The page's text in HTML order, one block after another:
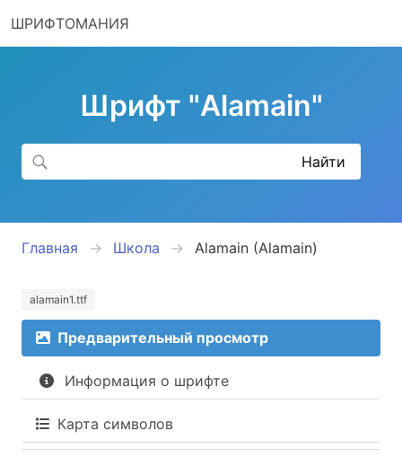
ШРИФТОМАНИЯ
Шрифт "Alamain"
Главная Школа Alamain (Alamain)
alamain1.ttf
Предварительный просмотр
Информация о шрифте
Карта символов